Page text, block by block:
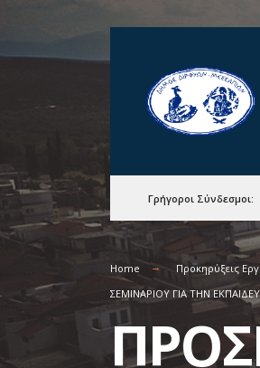
content
Γρήγοροι Σύνδεσμοι:
Home Προκηρύξεις
ΣΕΜΙΝΑΡΙΟΥ ΓΙΑ ΤΗΝ